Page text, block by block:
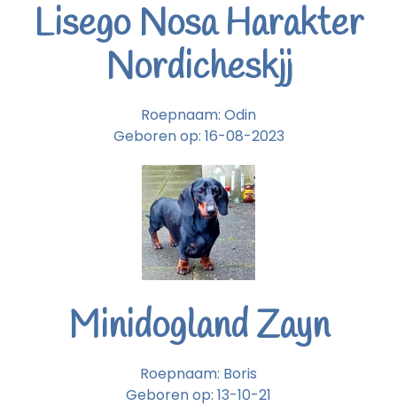
Lisego Nosa Harakter
Nordicheskjj
Roepnaam: Odin
Geboren op: 16-08-2023
Minidogland Zayn
Roepnaam: Boris
Geboren op: 13-10-21